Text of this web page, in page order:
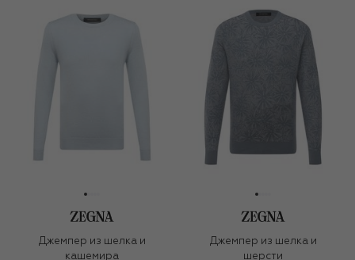
Джемпер из шелка и
кашемира
Джемпер из шелка и
шерсти